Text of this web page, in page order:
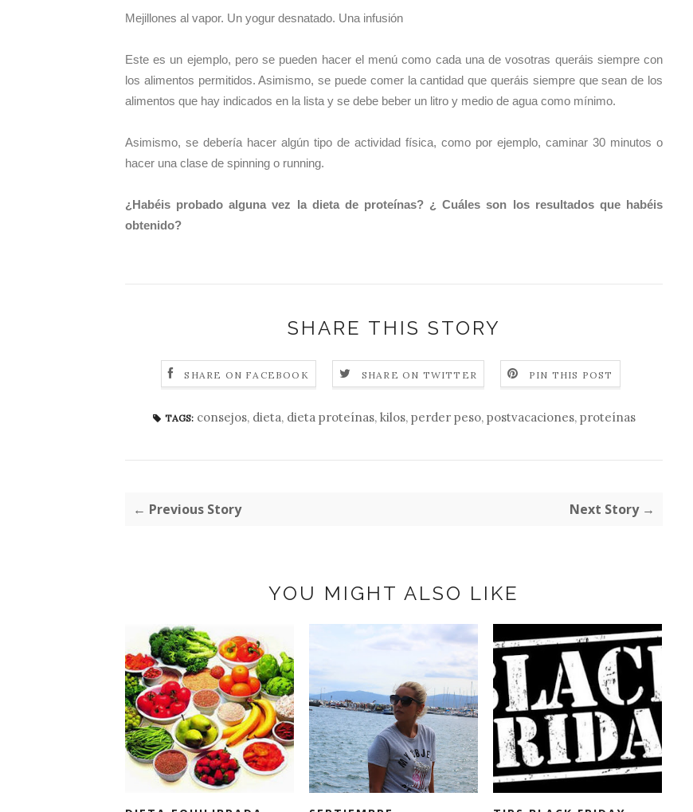
Mejillones al vapor. Un yogur desnatado. Una infusión
Este es un ejemplo, pero se pueden hacer el menú como cada una de vosotras queráis siempre con
los alimentos permitidos. Asimismo, se puede comer la cantidad que queráis siempre que sean de los
alimentos que hay indicados en la lista y se debe beber un litro y medio de agua como mínimo.
Asimismo, se debería hacer algún tipo de actividad física, como por ejemplo, caminar 30 minutos o
hacer una clase de spinning o running.
¿Habéis probado alguna vez la dieta de proteínas? ¿ Cuáles son los resultados que habéis
obtenido?
SHARE THIS STORY
SHARE ON FACEBOOK SHARE ON TWITTER PIN THIS POST
TAGS: consejos, dieta, dieta proteínas, kilos, perder peso, postvacaciones, proteínas
← Previous Story Next Story →
YOU MIGHT ALSO LIKE